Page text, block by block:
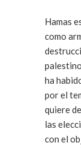
Hamas
como
ha
por el
quiere
las
con el